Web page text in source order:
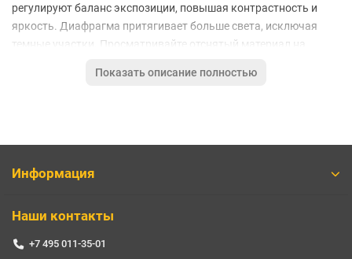
регулируют баланс экспозиции, повышая контрастность и
яркость. Диафрагма притягивает больше света, исключая
темные участки. Просматривайте отснятый материал на
подключается к Wi-Fi. За тем, что происходит позади
Переключаться же с основной камеры просто - в один клик.
Цвет товара черный
Количество камер 2
Показать описание полностью
Информация
Наши контакты
+7 495 011-35-01